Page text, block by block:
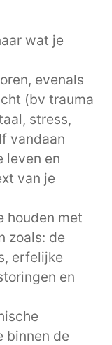
wat je
evenals
(bv trauma
stress,
vandaan
leven en
van je
houden met
zoals: de
erfelijke
en
binnen de